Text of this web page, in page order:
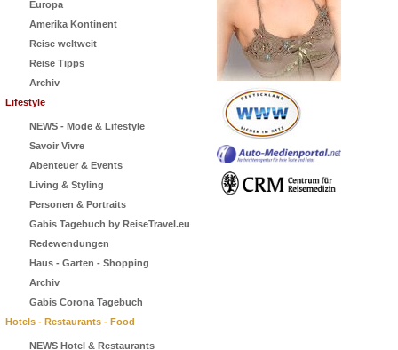
Europa
Amerika Kontinent
Reise weltweit
Reise Tipps
Archiv
Lifestyle
NEWS - Mode & Lifestyle
Savoir Vivre
Abenteuer & Events
Living & Styling
Personen & Portraits
Gabis Tagebuch by ReiseTravel.eu
Redewendungen
Haus - Garten - Shopping
Archiv
Gabis Corona Tagebuch
Hotels - Restaurants - Food
NEWS Hotel & Restaurants